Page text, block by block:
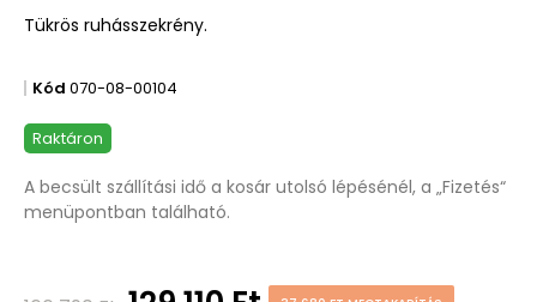
Tükrös ruhásszekrény.
Kód 070-08-00104
Raktáron
A becsült szállítási idő a kosár utolsó lépésénél, a „Fizetés“
menüpontban található.